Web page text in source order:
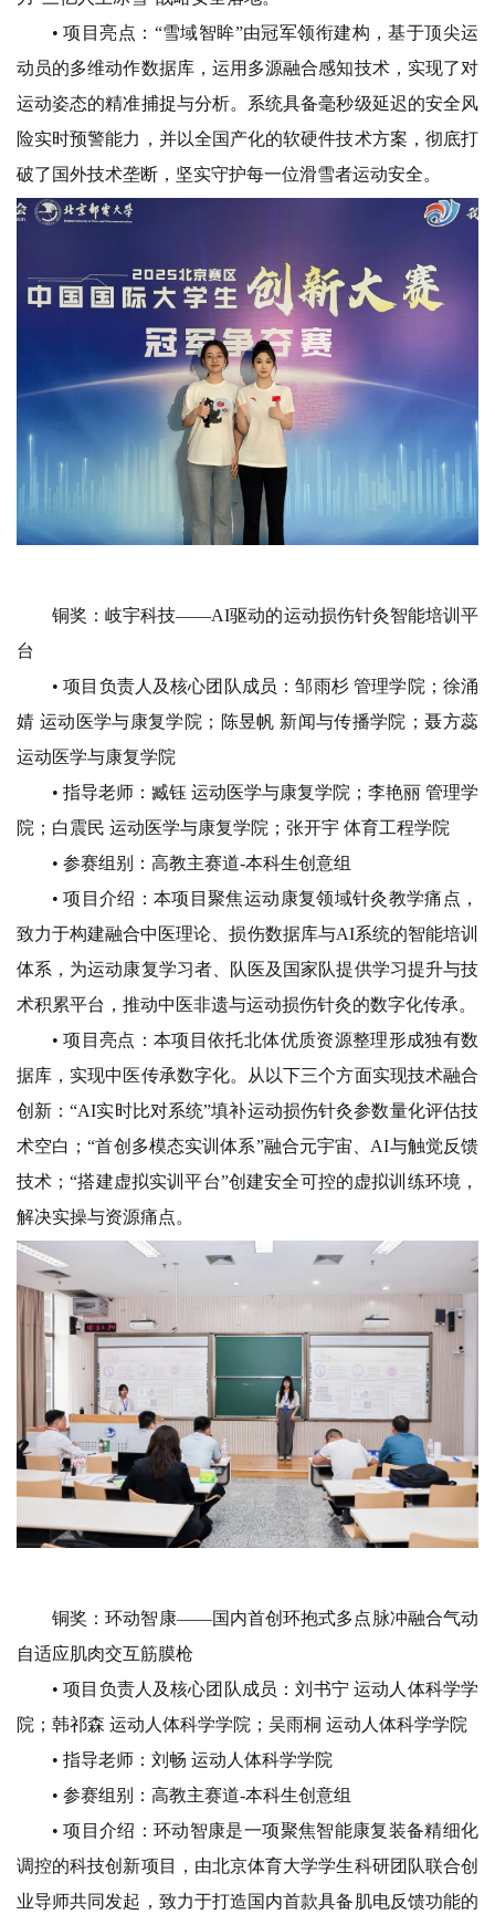
• 项目亮点： “雪域智眸”由冠军领衔建构，基于顶尖运
动员的多维动作数据库，运用多源融合感知技术，实现了对
运动姿态的精准捕捉与分析。系统具备毫秒级延迟的安全风
险实时预警能力，并以全国产化的软硬件技术方案，彻底打
破了国外技术垄断，坚实守护每一位滑雪者运动安全。
铜奖：岐宇科技——AI驱动的运动损伤针灸智能培训平
台
• 项目负责人及核心团队成员：邹雨杉 管理学院； 徐涌
婧 运动医学与康复学院； 陈昱帆 新闻与传播学院； 聂方蕊
运动医学与康复学院
• 指导老师： 臧钰 运动医学与康复学院； 李艳丽 管理学
院； 白震民 运动医学与康复学院； 张开宇 体育工程学院
• 参赛组别： 高教主赛道-本科生创意组
• 项目介绍：本项目聚焦运动康复领域针灸教学痛点，
致力于构建融合中医理论、损伤数据库与AI系统的智能培训
体系，为运动康复学习者、队医及国家队提供学习提升与技
术积累平台，推动中医非遗与运动损伤针灸的数字化传承。
• 项目亮点：本项目依托北体优质资源整理形成独有数
据库，实现中医传承数字化。从以下三个方面实现技术融合
创新：“AI实时比对系统”填补运动损伤针灸参数量化评估技
术空白；“首创多模态实训体系”融合元宇宙、AI与触觉反馈
技术；“搭建虚拟实训平台”创建安全可控的虚拟训练环境，
解决实操与资源痛点。
铜奖：环动智康——国内首创环抱式多点脉冲融合气动
自适应肌肉交互筋膜枪
• 项目负责人及核心团队成员：刘书宁 运动人体科学学
院； 韩祁森 运动人体科学学院； 吴雨桐 运动人体科学学院
• 指导老师： 刘畅 运动人体科学学院
• 参赛组别： 高教主赛道-本科生创意组
• 项目介绍：环动智康是一项聚焦智能康复装备精细化
调控的科技创新项目，由北京体育大学学生科研团队联合创
业导师共同发起，致力于打造国内首款具备肌电反馈功能的